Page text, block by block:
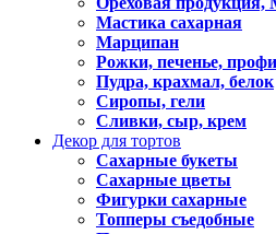
Мастика сахарная
Марципан
Рожки, печенье,
Пудра, крахмал, белок
Сиропы, гели
Сливки, сыр, крем
Декор для тортов
Сахарные букеты
Сахарные цветы
Фигурки сахарные
Топперы съедобные